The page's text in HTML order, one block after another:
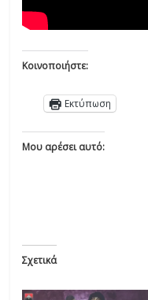
Κοινοποιήστε:
Εκτύπωση
Μου αρέσει αυτό:
Σχετικά